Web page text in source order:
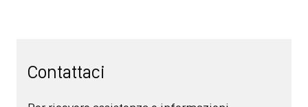
Contattaci